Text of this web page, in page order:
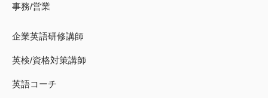
事務/営業
企業英語研修講師
英検/資格対策講師
英語コーチ